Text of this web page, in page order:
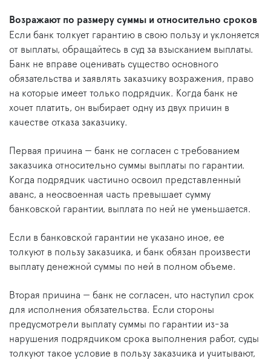
Возражают по размеру суммы и относительно сроков
Если банк толкует гарантию в свою пользу и уклоняется
от выплаты, обращайтесь в суд за взысканием выплаты.
Банк не вправе оценивать существо основного
обязательства и заявлять заказчику возражения, право
на которые имеет только подрядчик. Когда банк не
хочет платить, он выбирает одну из двух причин в
качестве отказа заказчику.
Первая причина — банк не согласен с требованием
заказчика относительно суммы выплаты по гарантии.
Когда подрядчик частично освоил представленный
аванс, а неосвоенная часть превышает сумму
банковской гарантии, выплата по ней не уменьшается.
Если в банковской гарантии не указано иное, ее
толкуют в пользу заказчика, и банк обязан произвести
выплату денежной суммы по ней в полном объеме.
Вторая причина — банк не согласен, что наступил срок
для исполнения обязательства. Если стороны
предусмотрели выплату суммы по гарантии из-за
нарушения подрядчиком срока выполнения работ, суды
толкуют такое условие в пользу заказчика и учитывают,